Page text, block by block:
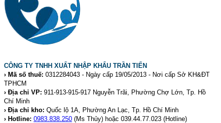
CÔNG TY TNHH XUẤT NHẬP KHẨU TRẦN TIẾN
› Mã số thuế: 0312284043 - Ngày cấp 19/05/2013 - Nơi cấp Sở KH&ĐT
TPHCM
› Địa chỉ VP: 911-913-915-917 Nguyễn Trãi, Phường Chợ Lớn, Tp. Hồ
Chí Minh
› Địa chỉ kho: Quốc lộ 1A, Phường An Lạc, Tp. Hồ Chí Minh
› Hotline: 0983.838.250 (Ms Thủy) hoặc 039.44.77.023 (Hotline)